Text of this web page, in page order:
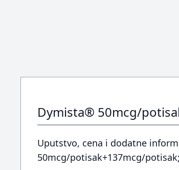
Dymista® 50mcg/
Uputstvo, cena i dodatne
50mcg/potisak+137mcg/